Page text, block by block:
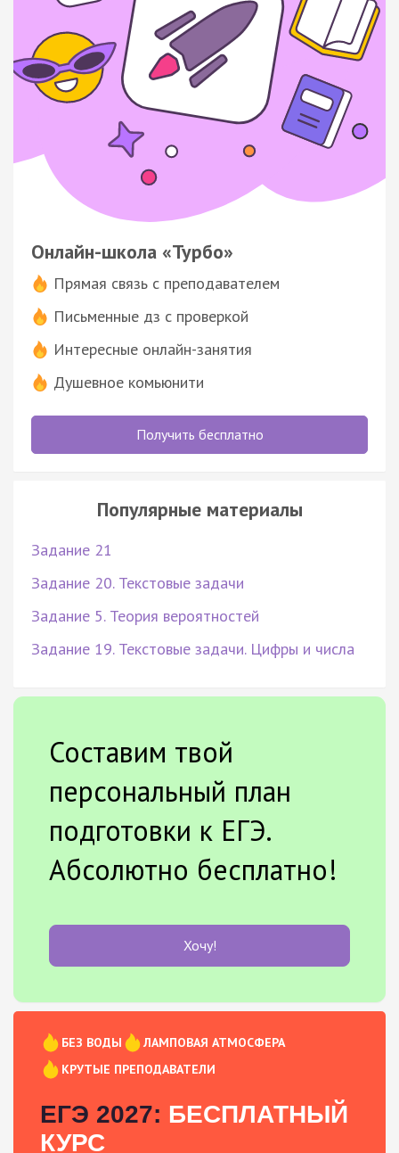
Онлайн-школа «Турбо»
Прямая связь с преподавателем
Письменные дз с проверкой
Интересные онлайн-занятия
Душевное комьюнити
Получить бесплатно
Популярные материалы
Задание 21
Задание 20. Текстовые задачи
Задание 5. Теория вероятностей
Задание 19. Текстовые задачи. Цифры и числа
Составим твой
персональный план
подготовки к ЕГЭ.
Абсолютно бесплатно!
Хочу!
БЕЗ ВОДЫ
ЛАМПОВАЯ АТМОСФЕРА
КРУТЫЕ ПРЕПОДАВАТЕЛИ
ЕГЭ 2027: БЕСПЛАТНЫЙ
КУРС